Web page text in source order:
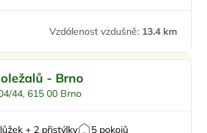
Vzdálenost vzdušně: 13.4 km
- Brno
44, 615 00 Brno
+ 2 přistýlky 5 pokojů